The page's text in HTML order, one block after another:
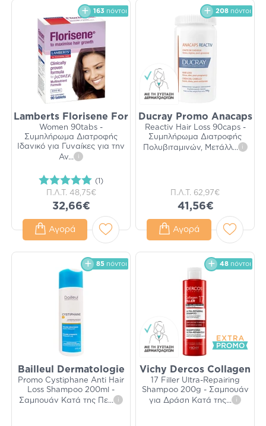
163 πόντοι
Lamberts Florisene For
Women 90tabs -
Συμπλήρωμα Διατροφής
Ιδανικό για Γυναίκες για την
Αν... i
(1)
Π.Λ.Τ. 48,75€
32,66€
Αγορά
208 πόντοι
Ducray Promo Anacaps
Reactiv Hair Loss 90caps -
Συμπλήρωμα Διατροφής
Πολυβιταμινών, Μετάλλ... i
Π.Λ.Τ. 62,97€
41,56€
Αγορά
85 πόντοι
Bailleul Dermatologie
Promo Cystiphane Anti Hair
Loss Shampoo 200ml -
Σαμπουάν Κατά της Πε... i
48 πόντοι
Vichy Dercos Collagen
17 Filler Ultra-Repairing
Shampoo 200g - Σαμπουάν
για Δράση Κατά της... i